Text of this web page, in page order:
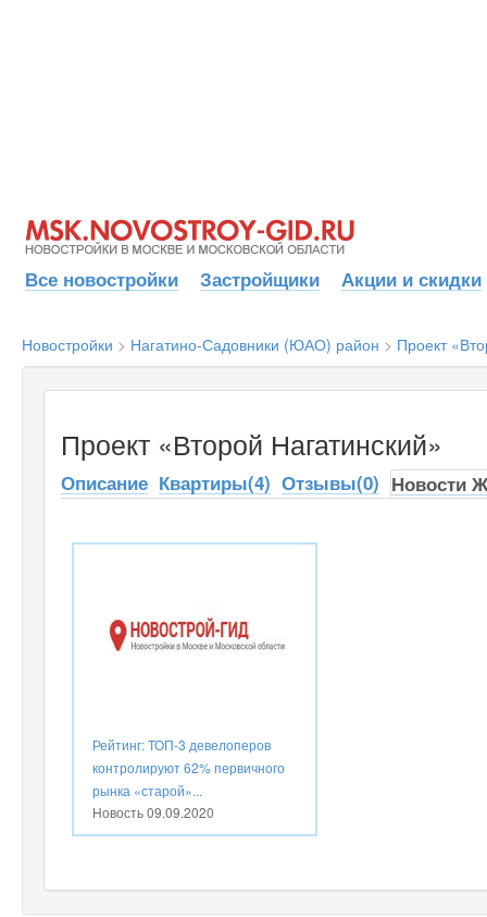
Все новостройки Застройщики Акции и скидки
Новостройки > Нагатино-Садовники (ЮАО) район > Проект
Проект «Второй Нагатинский»
Описание Квартиры(4) Отзывы(0) Новости
Рейтинг: ТОП-3 девелоперов
контролируют 62% первичного
рынка «старой»...
Новость09.09.2020